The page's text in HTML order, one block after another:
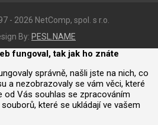
- 2026 NetComp, spol. s r.o.
By: PESL.NAME
fungoval, tak jak ho znáte
správně, našli jste na nich, co
a nezobrazovaly se vám věci, které
od Vás souhlas se zpracováním
které se ukládají ve vašem